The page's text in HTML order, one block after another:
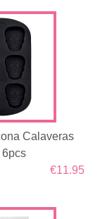
Calaveras
€11.95